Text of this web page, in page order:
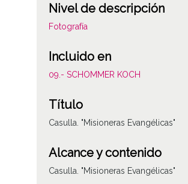
Nivel de descripción
Fotografía
Incluido en
09.- SCHOMMER KOCH
Título
Casulla. "Misioneras Evangélicas"
Alcance y contenido
Casulla. "Misioneras Evangélicas"